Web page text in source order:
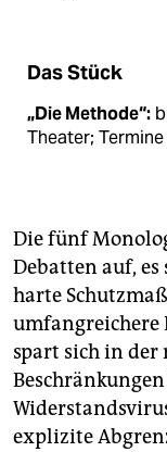
Das Stück
„Die Methode“:
Theater;
Die fünf
Debatten auf,
harte
umfangreichere
spart sich in der
explizite